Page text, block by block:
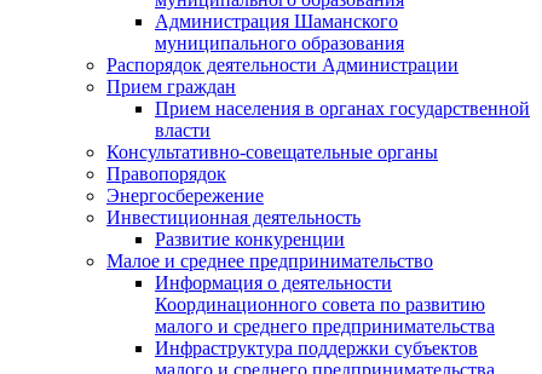
Администрация Шаманского
муниципального образования
Распорядок деятельности Администрации
Прием граждан
Прием населения в органах государственной
власти
Консультативно-совещательные органы
Правопорядок
Энергосбережение
Инвестиционная деятельность
Развитие конкуренции
Малое и среднее предпринимательство
Информация о деятельности
Координационного совета по развитию
малого и среднего предпринимательства
Инфраструктура поддержки субъектов
малого и среднего предпринимательства